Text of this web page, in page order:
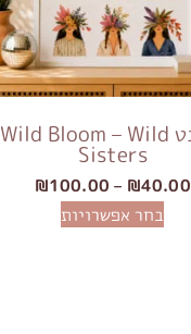
פרינט Wild Bloom – Wild
Sisters
₪40.00
–
₪100.00
בחר אפשרויות